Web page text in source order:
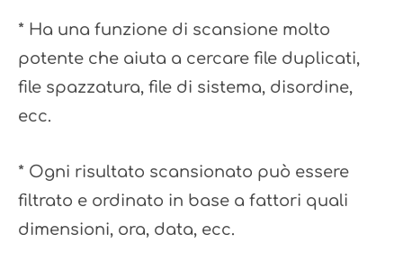
* Ha una funzione di scansione molto
potente che aiuta a cercare file duplicati,
file spazzatura, file di sistema, disordine,
ecc.
* Ogni risultato scansionato può essere
filtrato e ordinato in base a fattori quali
dimensioni, ora, data, ecc.